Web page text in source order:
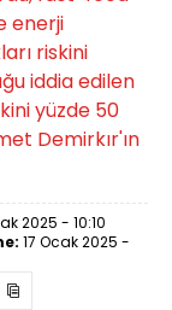
enerji
riskini
iddia edilen
yüzde 50
Demirkır'ın
2025 - 10:10
17 Ocak 2025 -